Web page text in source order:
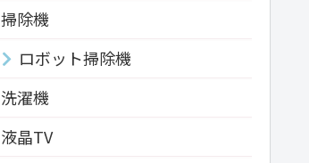
掃除機
ロボット掃除機
洗濯機
液晶TV